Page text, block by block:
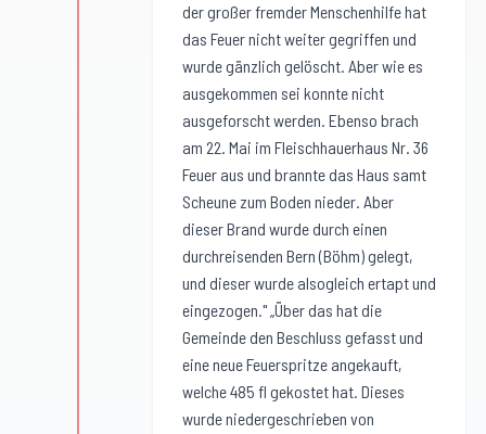
der großer fremder Menschenhilfe hat
das Feuer nicht weiter gegriffen und
wurde gänzlich gelöscht. Aber wie es
ausgekommen sei konnte nicht
ausgeforscht werden. Ebenso brach
am 22. Mai im Fleischhauerhaus Nr. 36
Feuer aus und brannte das Haus samt
Scheune zum Boden nieder. Aber
dieser Brand wurde durch einen
durchreisenden Bern (Böhm) gelegt,
und dieser wurde alsogleich ertapt und
eingezogen." „Über das hat die
Gemeinde den Beschluss gefasst und
eine neue Feuerspritze angekauft,
welche 485 fl gekostet hat. Dieses
wurde niedergeschrieben von